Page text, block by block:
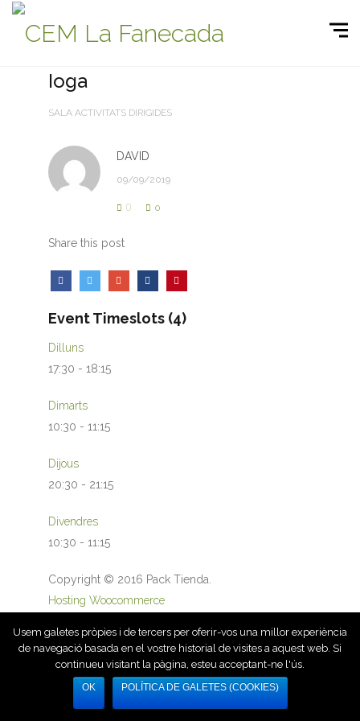
Ioga
SALA ACTIVITATS DIRIGIDES
DAVID
09/09/2019
0 0
Share this post
Event Timeslots (4)
Dilluns
17:30 - 18:15
Dimarts
10:30 - 11:15
Dijous
20:30 - 21:15
Divendres
10:30 - 11:15
Copyright © 2016 Pack Tienda.
Hosting Woocommerce
Usem galetes pròpies i de tercers per oferir-vos una millor experiència
de navegació basada en el vostre historial de visites a aquest web. Si
continueu visitant la pàgina, esteu acceptant-ne l'ús.
OK POLÍTICA DE GALETES (COOKIES)